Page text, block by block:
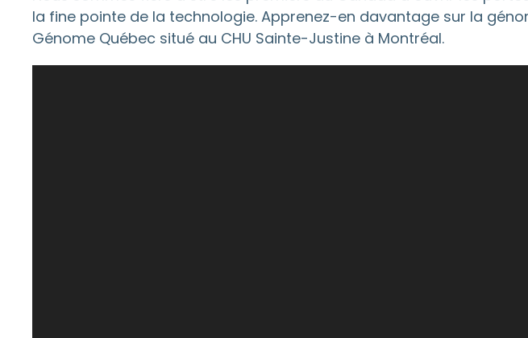
la fine pointe de la technologie. Apprenez-en davantage sur la
Génome Québec situé au CHU Sainte-Justine à Montréal.